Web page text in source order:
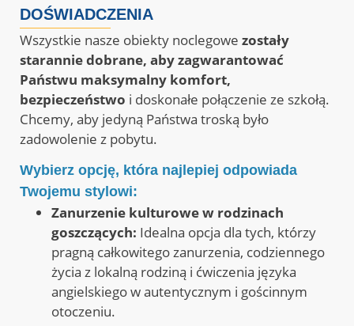
DOŚWIADCZENIA
Wszystkie nasze obiekty noclegowe zostały
starannie dobrane, aby zagwarantować
Państwu maksymalny komfort,
bezpieczeństwo i doskonałe połączenie ze szkołą.
Chcemy, aby jedyną Państwa troską było
zadowolenie z pobytu.
Wybierz opcję, która najlepiej odpowiada
Twojemu stylowi:
Zanurzenie kulturowe w rodzinach
goszczących: Idealna opcja dla tych, którzy
pragną całkowitego zanurzenia, codziennego
życia z lokalną rodziną i ćwiczenia języka
angielskiego w autentycznym i gościnnym
otoczeniu.